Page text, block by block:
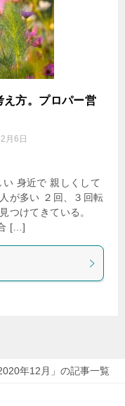
え方。プロパー営
月6日
身近で 親しくして
が多い ２回、３回転
つけてきている。
[…]
2020年12月」の記事一覧